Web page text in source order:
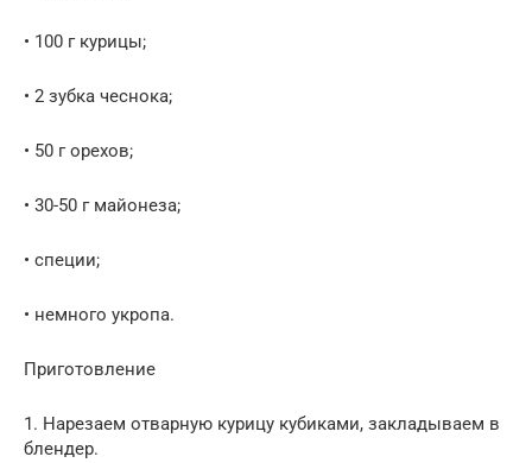
• 100 г курицы;
• 2 зубка чеснока;
• 50 г орехов;
• 30-50 г майонеза;
• специи;
• немного укропа.
Приготовление
1. Нарезаем отварную курицу кубиками, закладываем в
блендер.